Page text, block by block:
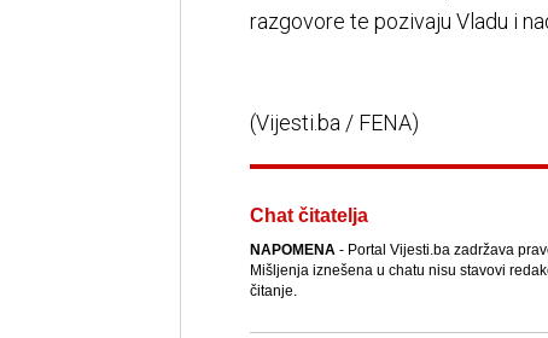
razgovore te pozivaju Vladu i
(Vijesti.ba / FENA)
Chat čitatelja
NAPOMENA- Portal Vijesti.ba zadržava
Mišljenja iznešena u chatu nisu stavovi
čitanje.